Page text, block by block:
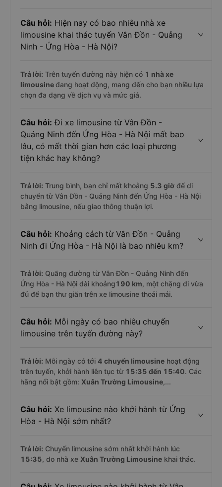
Câu hỏi: Hiện nay có bao nhiêu nhà xe
limousine khai thác tuyến Vân Đồn - Quảng
Ninh - Ứng Hòa - Hà Nội?
Trả lời: Trên tuyến đường này hiện có 1 nhà xe
limousineđang hoạt động, mang đến cho bạn nhiều lựa
chọn đa dạng về dịch vụ và mức giá.
Câu hỏi: Đi xe limousine từ Vân Đồn -
Quảng Ninh đến Ứng Hòa - Hà Nội mất bao
lâu, có mất thời gian hơn các loại phương
tiện khác hay không?
Trả lời: Trung bình, bạn chỉ mất khoảng 5.3 giờ để di
chuyển từ Vân Đồn - Quảng Ninh đến Ứng Hòa - Hà Nội
bằng limousine, nếu giao thông thuận lợi.
Câu hỏi: Khoảng cách từ Vân Đồn - Quảng
Ninh đi Ứng Hòa - Hà Nội là bao nhiêu km?
Trả lời: Quãng đường từ Vân Đồn - Quảng Ninh đến
Ứng Hòa - Hà Nội dài khoảng190 km, một chặng đi vừa
đủ để bạn thư giãn trên xe limousine thoải mái.
Câu hỏi: Mỗi ngày có bao nhiêu chuyến
limousine trên tuyến đường này?
Trả lời: Mỗi ngày có tới 4 chuyến limousine hoạt động
trên tuyến, khởi hành liên tục từ 15:35 đến 15:40. Các
hãng nổi bật gồm: Xuân Trường Limousine,...
Câu hỏi: Xe limousine nào khởi hành từ Ứng
Hòa - Hà Nội sớm nhất?
Trả lời: Chuyến limousine sớm nhất khởi hành lúc
15:35, do nhà xe Xuân Trường Limousine khai thác.